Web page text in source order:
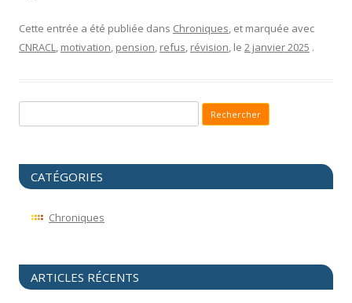
Cette entrée a été publiée dans Chroniques, et marquée avec
CNRACL, motivation, pension, refus, révision, le 2 janvier 2025 .
CATÉGORIES
Chroniques
ARTICLES RÉCENTS